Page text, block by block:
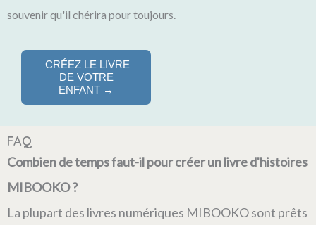
souvenir qu'il chérira pour toujours.
CRÉEZ LE LIVRE
DE VOTRE
ENFANT →
FAQ
Combien de temps faut-il pour créer un livre d'histoires
MIBOOKO ?
La plupart des livres numériques MIBOOKO sont prêts